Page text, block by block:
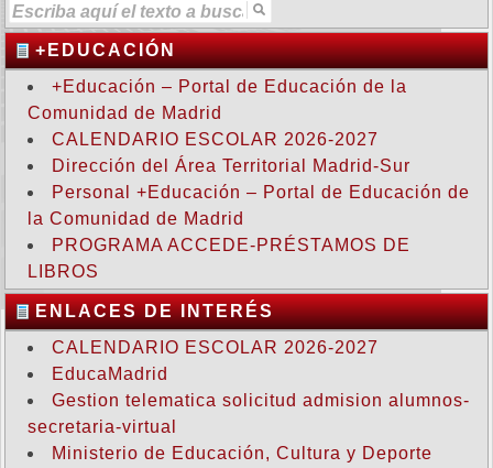
+EDUCACIÓN
+Educación – Portal de Educación de la
Comunidad de Madrid
CALENDARIO ESCOLAR 2026-2027
Dirección del Área Territorial Madrid-Sur
Personal +Educación – Portal de Educación de
la Comunidad de Madrid
PROGRAMA ACCEDE-PRÉSTAMOS DE
LIBROS
ENLACES DE INTERÉS
CALENDARIO ESCOLAR 2026-2027
EducaMadrid
Gestion telematica solicitud admision alumnos-
secretaria-virtual
Ministerio de Educación, Cultura y Deporte